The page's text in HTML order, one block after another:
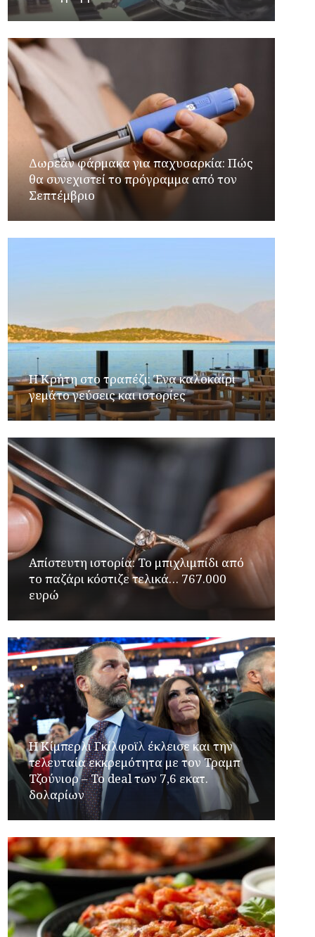
Δωρεάν φάρμακα για παχυσαρκία: Πώς
θα συνεχιστεί το πρόγραμμα από τον
Σεπτέμβριο
Η Κρήτη στο τραπέζι: Ένα καλοκαίρι
γεμάτο γεύσεις και ιστορίες
Απίστευτη ιστορία: Το μπιχλιμπίδι από
το παζάρι κόστιζε τελικά… 767.000
ευρώ
Η Κίμπερλι Γκίλφοϊλ έκλεισε και την
τελευταία εκκρεμότητα με τον Τραμπ
Τζούνιορ – Το deal των 7,6 εκατ.
δολαρίων